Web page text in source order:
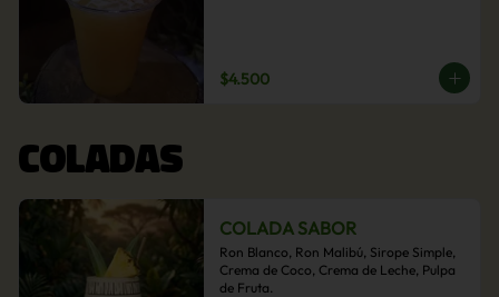
$4.500
COLADAS
COLADA SABOR
Ron Blanco, Ron Malibú, Sirope Simple,
Crema de Coco, Crema de Leche, Pulpa
de Fruta.